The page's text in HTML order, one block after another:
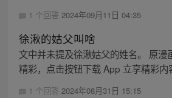
1 个回答 2024年09月11日 04:35
徐湫的姑父叫啥
文中并未提及徐湫姑父的姓名。 原漫
精彩，点击按钮下载 App 立享精彩内
1 个回答 2024年08月31日 15:15